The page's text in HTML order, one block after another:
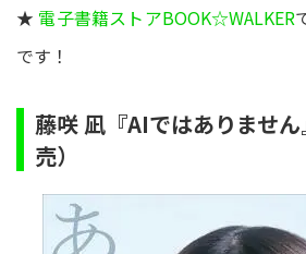
★ 電子書籍ストアBOOK☆WALKER
です！
藤咲 凪『AIではありませ
売）